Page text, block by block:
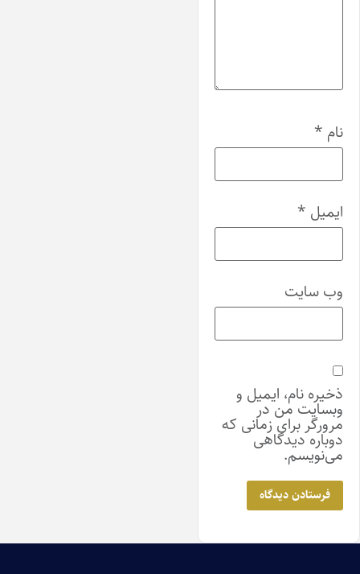
نام*
ایمیل*
وب‌ سایت
ذخیره نام، ایمیل و
وبسایت من در
مرورگر برای زمانی که
دوباره دیدگاهی
می‌نویسم.